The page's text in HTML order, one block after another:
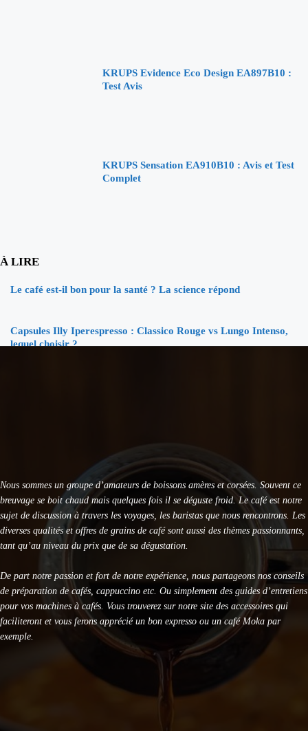
KRUPS Evidence Eco Design EA897B10 :
Test Avis
KRUPS Sensation EA910B10 : Avis et Test
Complet
À LIRE
Le café est-il bon pour la santé ? La science répond
Capsules Illy Iperespresso : Classico Rouge vs Lungo Intenso,
lequel choisir ?
DeLonghi Specialista Arte EC9155 : Test Complet 2026
Nous sommes un groupe d’amateurs de boissons amères et corsées. Souvent ce
breuvage se boit chaud mais quelques fois il se déguste froid. Le café est notre
sujet de discussion à travers les voyages, les baristas que nous rencontrons. Les
diverses qualités et offres de grains de café sont aussi des thèmes passionnants,
tant qu’au niveau du prix que de sa dégustation.
De part notre passion et fort de notre expérience, nous partageons nos conseils
de préparation de cafés, cappuccino etc. Ou simplement des guides d’entretiens
pour vos machines à cafés. Vous trouverez sur notre site des accessoires qui
faciliteront et vous ferons apprécié un bon expresso ou un café Moka par
exemple.
DERNIERS ARTICLES
Le café est-il bon pour la santé ? La science répond